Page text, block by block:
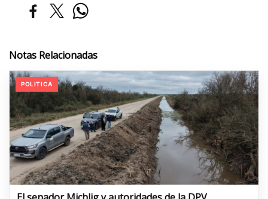
Notas Relacionadas
POLITICA